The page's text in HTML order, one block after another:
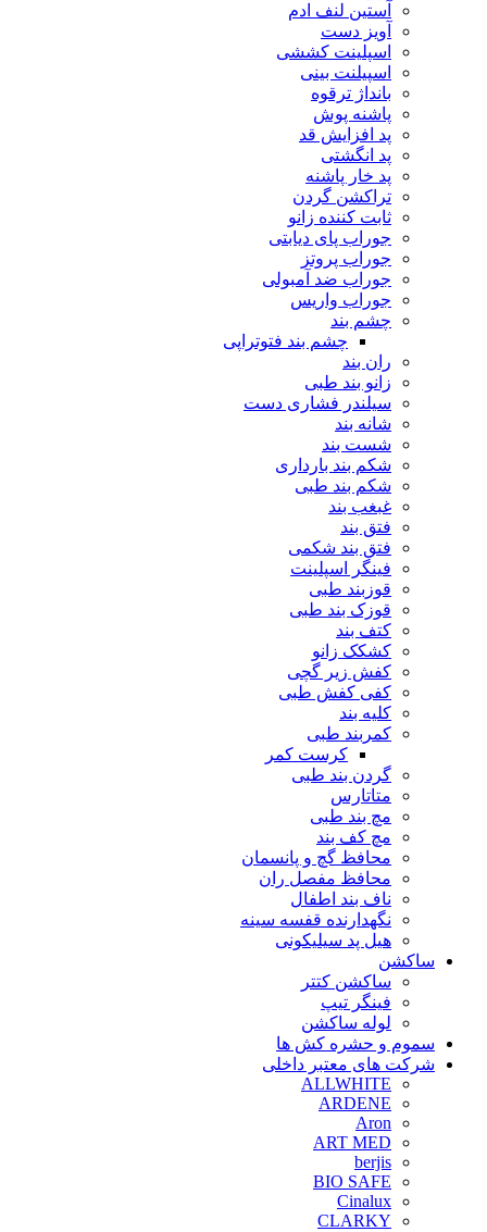
آستین لنف ادم
آویز دست
اسپلینت کششی
اسپیلنت بینی
بانداژ ترقوه
پاشنه پوش
پد افزایش قد
پد انگشتی
پد خار پاشنه
تراکشن گردن
ثابت کننده زانو
جوراب پای دیابتی
جوراب پروتز
جوراب ضد آمبولی
جوراب واریس
چشم بند
چشم بند فتوتراپی
ران بند
زانو بند طبی
سیلندر فشاری دست
شانه بند
شست بند
شکم بند بارداری
شکم بند طبی
غبغب بند
فتق بند
فتق بند شکمی
فینگر اسپلینت
قوزبند طبی
قوزک بند طبی
کتف بند
کشکک زانو
کفش زیر گچی
کفی کفش طبی
کلیه بند
کمربند طبی
کرست کمر
گردن بند طبی
متاتارس
مچ بند طبی
مچ کف بند
محافظ گچ و پانسمان
محافظ مفصل ران
ناف بند اطفال
نگهدارنده قفسه سینه
هیل پد سیلیکونی
ساکشن
ساکشن کتتر
فینگر تیپ
لوله ساکشن
سموم و حشره کش ها
شرکت های معتبر داخلی
ALLWHITE
ARDENE
Aron
ART MED
berjis
BIO SAFE
Cinalux
CLARKY